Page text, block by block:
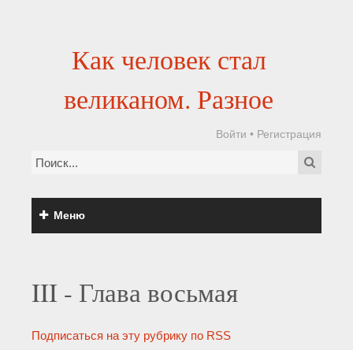
Как человек стал
великаном. Разное
Войти • Регистрация
Меню
III - Глава восьмая
Подписаться на эту рубрику по RSS